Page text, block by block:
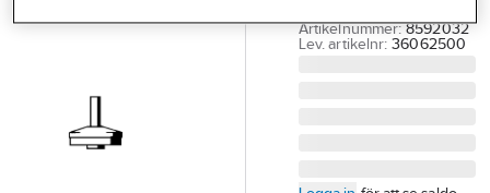
Artikelnummer: 8592032
Lev. artikelnr: 36062500